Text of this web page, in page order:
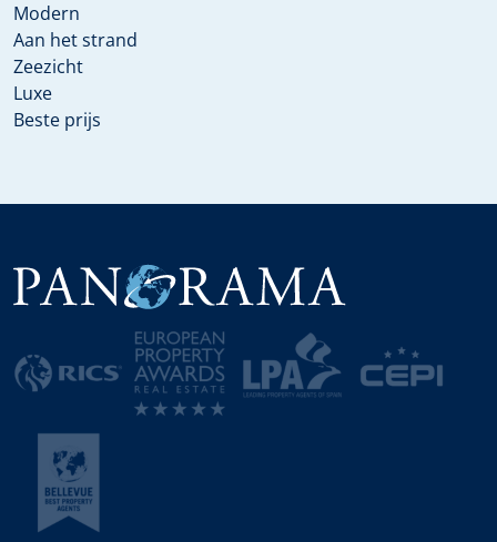
Modern
Aan het strand
Zeezicht
Luxe
Beste prijs